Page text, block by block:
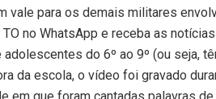
vale para os demais militares
no WhatsApp e receba as
do 6º ao 9º (ou seja,
da escola, o vídeo foi gravado